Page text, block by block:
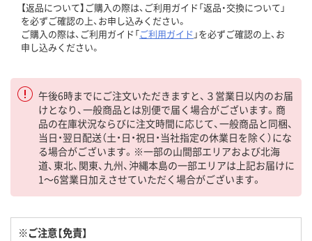
【返品について】ご購入の際は、ご利用ガイド「返品・交換について」
を必ずご確認の上、お申し込みください。
ご購入の際は、ご利用ガイド「ご利用ガイド 」を必ずご確認の上、お
申し込みください。
午後6時までにご注文いただきますと、３営業日以内のお届
けとなり、一般商品とは別便で届く場合がございます。商
品の在庫状況ならびに注文時間に応じて、一般商品と同梱、
当日・翌日配送（土・日・祝日・当社指定の休業日を除く）にな
る場合がございます。※一部の山間部エリアおよび北海
道、東北、関東、九州、沖縄本島の一部エリアは上記お届けに
1～6営業日加えさせていただく場合がございます。
※ご注意【免責】